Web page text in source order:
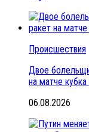
Происшествия
Двое
на матче
06.08.2026